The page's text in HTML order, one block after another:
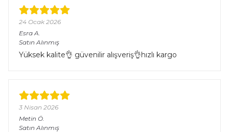
24 Ocak 2026
Esra A.
Satın Alınmış
Yüksek kalite👌 güvenilir alışveriş👌hızlı kargo
3 Nisan 2026
Metin Ö.
Satın Alınmış